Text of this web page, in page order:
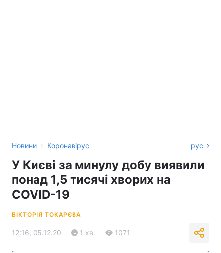
Новини › Коронавірус рус
У Києві за минулу добу виявили
понад 1,5 тисячі хворих на
COVID-19
ВІКТОРІЯ ТОКАРЄВА
12:16, 05.12.20 1 хв. 1071